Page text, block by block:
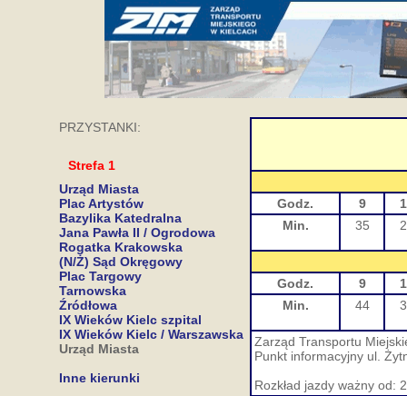
PRZYSTANKI:
Strefa 1
Urząd Miasta
Plac Artystów
Bazylika Katedralna
Jana Pawła II / Ogrodowa
Rogatka Krakowska
(N/Ż) Sąd Okręgowy
Plac Targowy
Tarnowska
Źródłowa
IX Wieków Kielc szpital
IX Wieków Kielc / Warszawska
Urząd Miasta
Inne kierunki
Godz. 9
Min.
35
Godz. 9
Min.
44
Zarząd Transportu
Punkt informacyjny ul.
Rozkład jazdy ważny od: